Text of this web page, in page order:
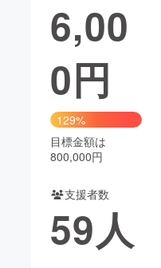
チャレンジ
CAMPFIRE Creation
コミュニティ
6,00
0円
129%
目標金額は
800,000円
支援者数
59人